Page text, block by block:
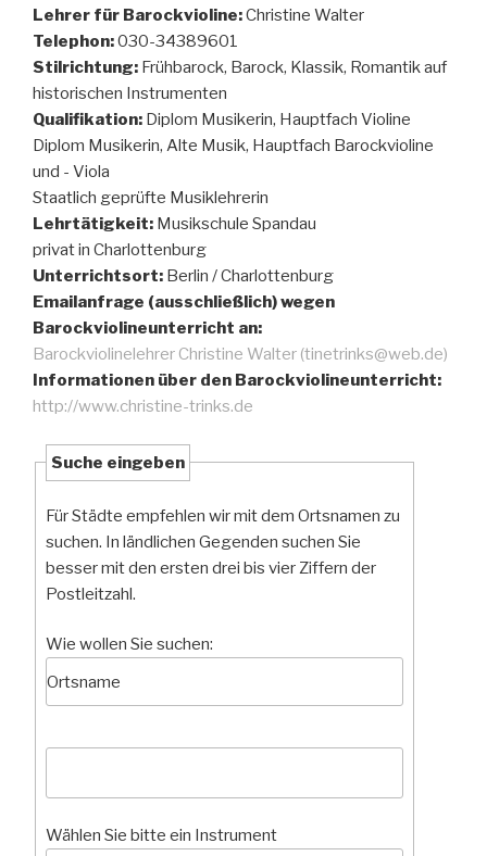
Lehrer für Barockvioline:Christine Walter
Telephon:030-34389601
Stilrichtung: Frühbarock, Barock, Klassik, Romantik auf
historischen Instrumenten
Qualifikation: Diplom Musikerin, Hauptfach Violine
Diplom Musikerin, Alte Musik, Hauptfach Barockvioline
und - Viola
Staatlich geprüfte Musiklehrerin
Lehrtätigkeit: Musikschule Spandau
privat in Charlottenburg
Unterrichtsort: Berlin / Charlottenburg
Emailanfrage (ausschließlich) wegen
Barockviolineunterricht an:
Barockviolinelehrer Christine Walter (tinetrinks@web.de)
Informationen über den Barockviolineunterricht:
http://www.christine-trinks.de
Suche eingeben
Für Städte empfehlen wir mit dem Ortsnamen zu
suchen. In ländlichen Gegenden suchen Sie
besser mit den ersten drei bis vier Ziffern der
Postleitzahl.
Wie wollen Sie suchen:
Wählen Sie bitte ein Instrument